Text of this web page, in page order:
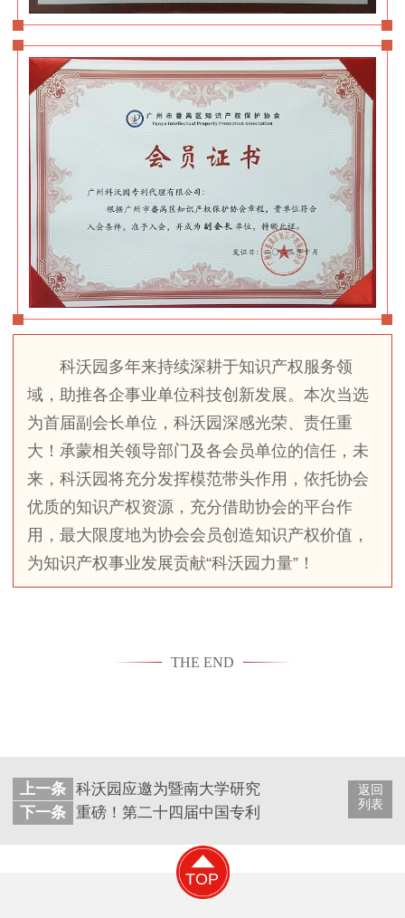
科沃园多年来持续深耕于知识产权服务领
域，助推各企事业单位科技创新发展。本次当选
为首届副会长单位，科沃园深感光荣、责任重
大！承蒙相关领导部门及各会员单位的信任，未
来，科沃园将充分发挥模范带头作用，依托协会
优质的知识产权资源，充分借助协会的平台作
用，最大限度地为协会会员创造知识产权价值，
为知识产权事业发展贡献“科沃园力量”！
THE END
返回
列表
上一条 科沃园应邀为暨南大学研究生开展知识产权讲座
下一条 重磅！第二十四届中国专利奖颁奖大会在大连隆
TOP